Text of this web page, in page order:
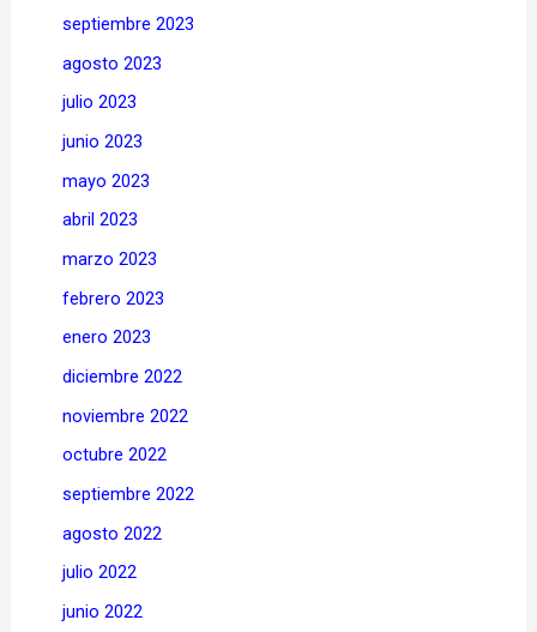
septiembre 2023
agosto 2023
julio 2023
junio 2023
mayo 2023
abril 2023
marzo 2023
febrero 2023
enero 2023
diciembre 2022
noviembre 2022
octubre 2022
septiembre 2022
agosto 2022
julio 2022
junio 2022